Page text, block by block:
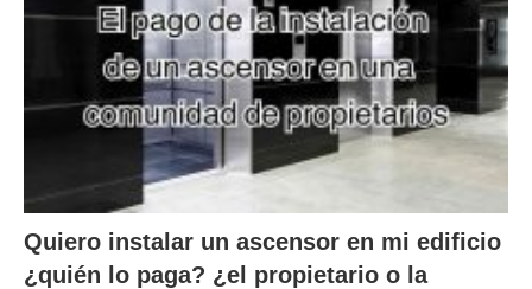
Quiero instalar un ascensor en mi edificio
¿quién lo paga? ¿el propietario o la